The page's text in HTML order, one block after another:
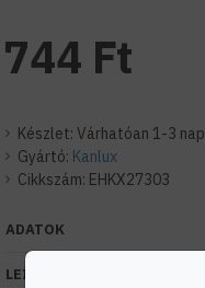
Készlet: Várhatóan 1-3 nap
Gyártó: Kanlux
Cikkszám: EHKX27303
744 Ft
ADATOK
LEÍRÁS